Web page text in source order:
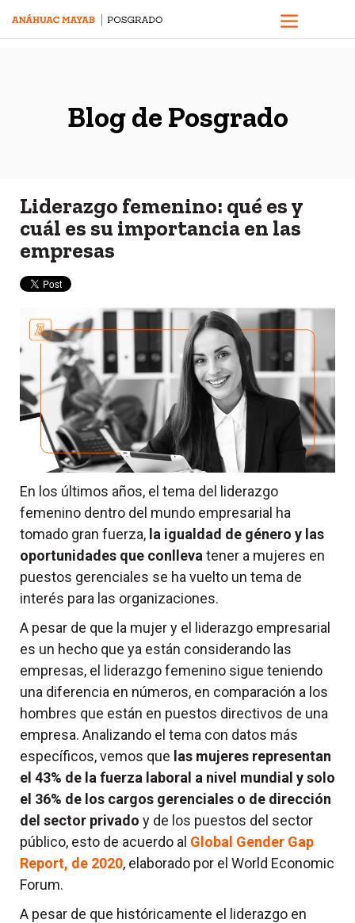
Blog de Posgrado
Liderazgo femenino: qué es y
cuál es su importancia en las
empresas
En los últimos años, el tema del liderazgo
femenino dentro del mundo empresarial ha
tomado gran fuerza, la igualdad de género y las
oportunidades que conlleva tener a mujeres en
puestos gerenciales se ha vuelto un tema de
interés para las organizaciones.
A pesar de que la mujer y el liderazgo empresarial
es un hecho que ya están considerando las
empresas, el liderazgo femenino sigue teniendo
una diferencia en números, en comparación a los
hombres que están en puestos directivos de una
empresa. Analizando el tema con datos más
específicos, vemos que las mujeres representan
el 43% de la fuerza laboral a nivel mundial y solo
el 36% de los cargos gerenciales o de dirección
del sector privado y de los puestos del sector
público, esto de acuerdo al Global Gender Gap
Report, de 2020, elaborado por el World Economic
Forum.
A pesar de que históricamente el liderazgo en